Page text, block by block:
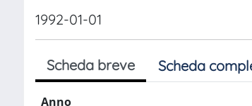
1992-01-01
Scheda breve Scheda
Anno